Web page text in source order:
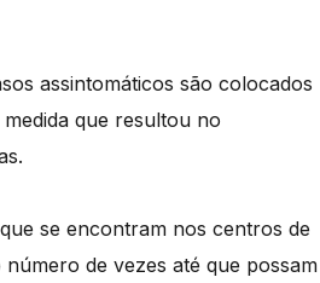
assintomáticos são colocados
que resultou no
se encontram nos centros de
de vezes até que possam